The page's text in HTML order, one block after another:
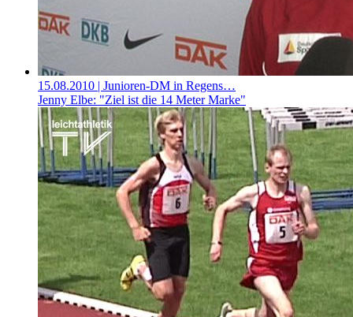
15.08.2010 | Junioren-DM in Regens…
Jenny Elbe: "Ziel ist die 14 Meter Marke"